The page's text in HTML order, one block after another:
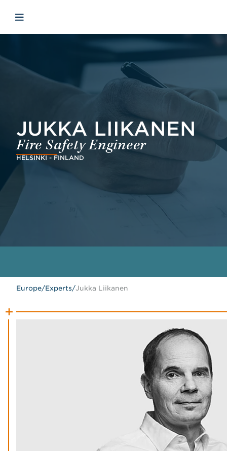
Open mobile navigation
JUKKA LIIKANEN
Fire Safety Engineer
HELSINKI - FINLAND
Europe/Experts/Jukka Liikanen